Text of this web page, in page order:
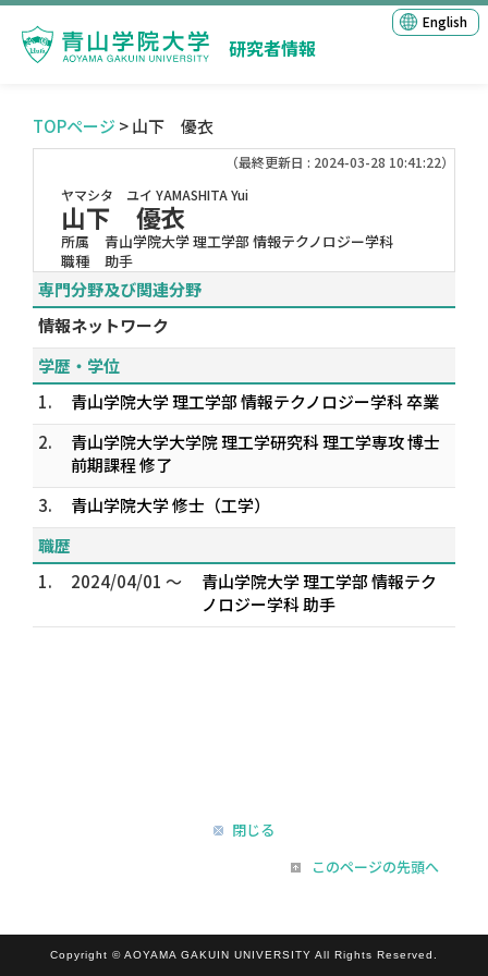
研究者情報
English
TOPページ > 山下 優衣
（最終更新日 : 2024-03-28 10:41:22）
ヤマシタ ユイ YAMASHITA Yui
山下 優衣
所属
青山学院大学 理工学部 情報テクノロジー学科
職種
助手
専門分野及び関連分野
情報ネットワーク
学歴・学位
1.
青山学院大学 理工学部 情報テクノロジー学科 卒業
2.
青山学院大学大学院 理工学研究科 理工学専攻 博士
前期課程 修了
3.
青山学院大学 修士（工学）
職歴
1.
2024/04/01 ～
青山学院大学 理工学部 情報テク
ノロジー学科 助手
閉じる
このページの先頭へ
Copyright © AOYAMA GAKUIN UNIVERSITY All Rights Reserved.